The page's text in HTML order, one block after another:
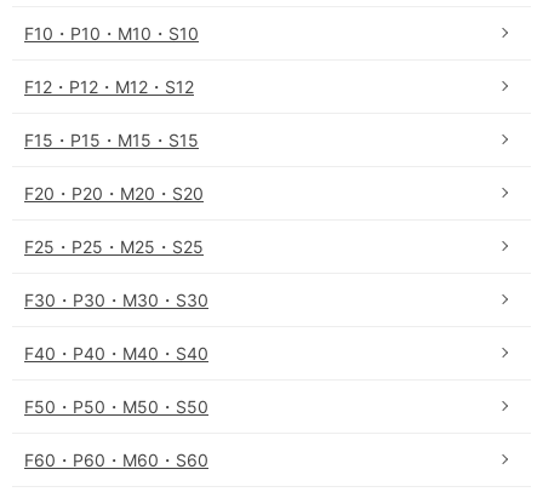
F10・P10・M10・S10
F12・P12・M12・S12
F15・P15・M15・S15
F20・P20・M20・S20
F25・P25・M25・S25
F30・P30・M30・S30
F40・P40・M40・S40
F50・P50・M50・S50
F60・P60・M60・S60